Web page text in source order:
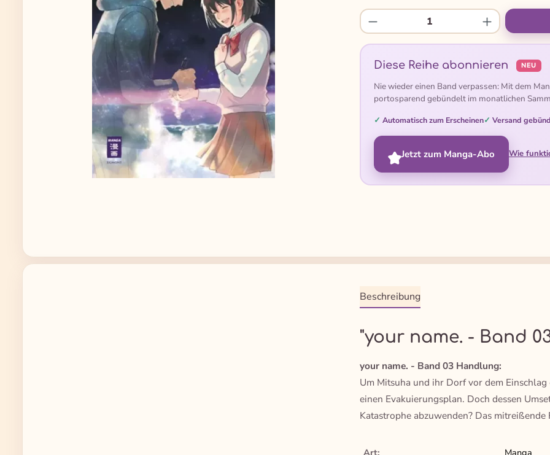
Produkt Anzahl: Gib den
Diese Reihe abonnieren NEU
Nie wieder einen Band verpassen: Mit dem
portosparend gebündelt im monatlichen
Automatisch zum Erscheinen Versand
Jetzt zum Manga-Abo Wie
Beschreibung
"your name. - Band
your name. - Band 03 Handlung:
Um Mitsuha und ihr Dorf vor dem
einen Evakuierungsplan. Doch dessen
Katastrophe abzuwenden? Das